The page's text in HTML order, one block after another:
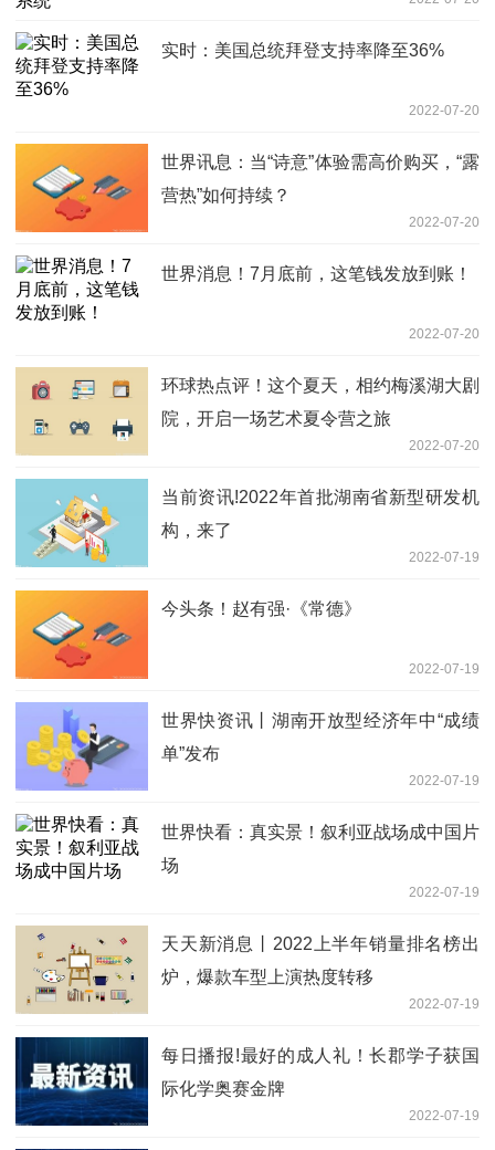
实时：美国总统拜登支持率降至36%
2022-07-20
世界讯息：当“诗意”体验需高价购买，“露
营热”如何持续？
2022-07-20
世界消息！7月底前，这笔钱发放到账！
2022-07-20
环球热点评！这个夏天，相约梅溪湖大剧
院，开启一场艺术夏令营之旅
2022-07-20
当前资讯!2022年首批湖南省新型研发机
构，来了
2022-07-19
今头条！赵有强·《常德》
2022-07-19
世界快资讯丨湖南开放型经济年中“成绩
单”发布
2022-07-19
世界快看：真实景！叙利亚战场成中国片
场
2022-07-19
天天新消息丨2022上半年销量排名榜出
炉，爆款车型上演热度转移
2022-07-19
每日播报!最好的成人礼！长郡学子获国
际化学奥赛金牌
2022-07-19